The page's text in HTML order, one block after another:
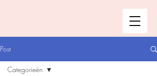
Post
Categorieën